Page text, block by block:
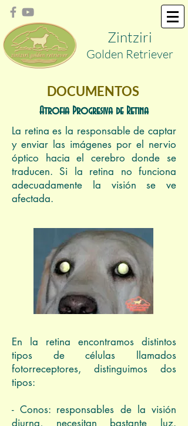
Zintziri
Golden Retriever
DOCUMENTOS
Atrofia Progresiva de Retina
La retina es la responsable de captar
y enviar las imágenes por el nervio
óptico hacia el cerebro donde se
traducen. Si la retina no funciona
adecuadamente la visión se ve
afectada.
En la retina encontramos distintos
tipos de células llamados
fotorreceptores, distinguimos dos
tipos:
- Conos: responsables de la visión
diurna, necesitan bastante luz.